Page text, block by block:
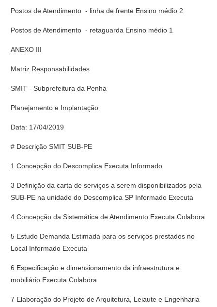
Postos de Atendimento - linha de frente Ensino médio 2
Postos de Atendimento - retaguarda Ensino médio 1
ANEXO III
Matriz Responsabilidades
SMIT - Subprefeitura da Penha
Planejamento e Implantação
Data: 17/04/2019
# Descrição SMIT SUB-PE
1 Concepção do Descomplica Executa Informado
3 Definição da carta de serviços a serem disponibilizados pela
SUB-PE na unidade do Descomplica SP Informado Executa
4 Concepção da Sistemática de Atendimento Executa Colabora
5 Estudo Demanda Estimada para os serviços prestados no
Local Informado Executa
6 Especificação e dimensionamento da infraestrutura e
mobiliário Executa Colabora
7 Elaboração do Projeto de Arquitetura, Leiaute e Engenharia